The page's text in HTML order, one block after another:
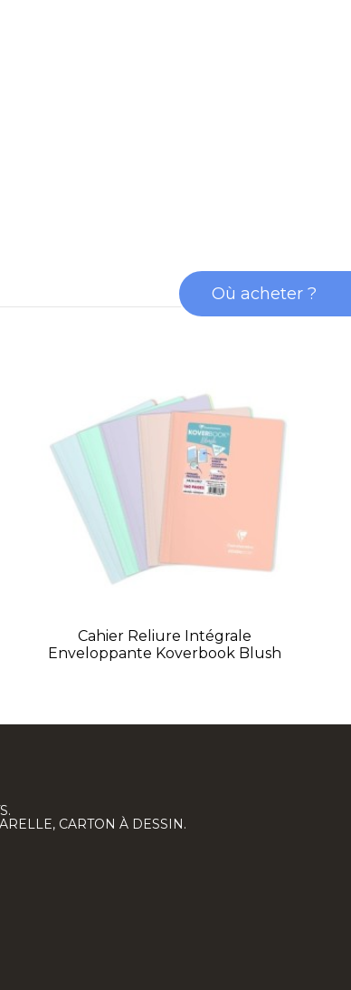
Cahier Reliure Intégrale
Enveloppante Koverbook Blush
CARTON À DESSIN.
Où acheter ?